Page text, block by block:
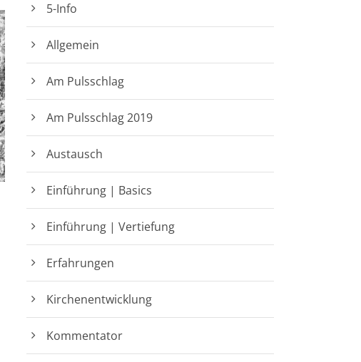
5-Info
Allgemein
Am Pulsschlag
Am Pulsschlag 2019
Austausch
Einführung | Basics
Einführung | Vertiefung
Erfahrungen
Kirchenentwicklung
Kommentator